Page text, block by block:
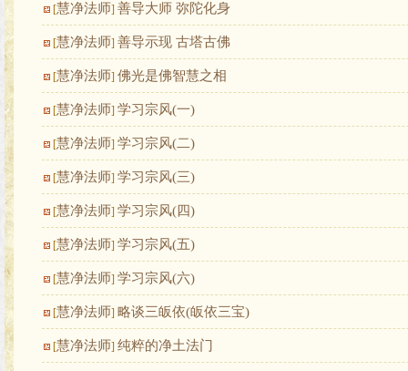
[慧净法师] 善导大师 弥陀化身
[慧净法师] 善导示现 古塔古佛
[慧净法师] 佛光是佛智慧之相
[慧净法师] 学习宗风(一)
[慧净法师] 学习宗风(二)
[慧净法师] 学习宗风(三)
[慧净法师] 学习宗风(四)
[慧净法师] 学习宗风(五)
[慧净法师] 学习宗风(六)
[慧净法师] 略谈三皈依(皈依三宝)
[慧净法师] 纯粹的净土法门